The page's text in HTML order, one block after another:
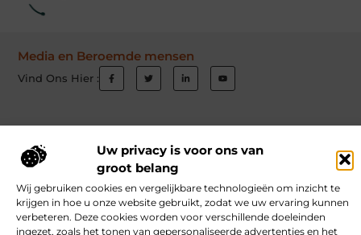
Uw privacy is voor ons van
groot belang
Wij gebruiken cookies en vergelijkbare technologieën om inzicht te
krijgen in hoe u onze website gebruikt, zodat we uw ervaring kunnen
verbeteren. Deze cookies worden voor verschillende doeleinden
ingezet, zoals het tonen van gepersonaliseerde advertenties en het
Media en Beroemde mensen
Vind Ons Hier :
Beroemdheden Uit de Media Partners Over ons Ons team
Schrijf mee Website index
Goede Links Inkopen: Hoe Jij Jouw Website Autoriteit Geeft
Inkomsten Genereren met Jouw Website: Ontdek Hoe Jij Online Verdient